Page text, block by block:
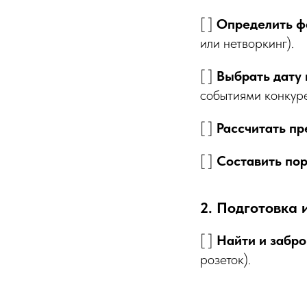
[ ] Определить
или нетворкинг).
[ ] Выбрать дату
событиями
[ ] Рассчитать
[ ] Составить
2. Подготовка
[ ] Найти и
розеток).